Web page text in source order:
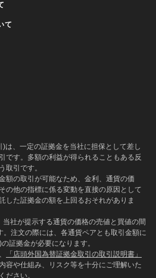
て
は、一定の証拠金を当社に担保として差し
です。多額の利益が得られることもある反
取引です。
額の取引が可能なため、金利、通貨の価
の他の指標に係る変動を直接の原因として
した証拠金の額を上回るおそれがありま
社が提示する通貨の価格の売値と買値の間
注文の際には、各通貨ペアとも取引金額に
証拠金が必要になります。
「店頭外国為替証拠金取引の取引説明書」
容や仕組み、リスク等を十分にご理解いた
ださい。